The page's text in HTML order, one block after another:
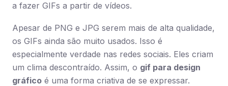
a fazer GIFs a partir de vídeos.
Apesar de PNG e JPG serem mais de alta qualidade,
os GIFs ainda são muito usados. Isso é
especialmente verdade nas redes sociais. Eles criam
um clima descontraído. Assim, o gif para design
gráfico é uma forma criativa de se expressar.